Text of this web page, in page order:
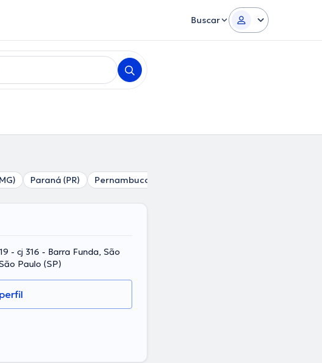
Buscar
Paraná (PR) Pernambuco (PE)
- cj 316 - Barra Funda, São
Paulo (SP)